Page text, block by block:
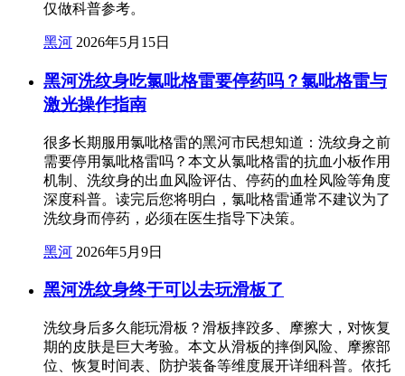
仅做科普参考。
黑河 2026年5月15日
黑河洗纹身吃氯吡格雷要停药吗？氯吡格雷与
激光操作指南
很多长期服用氯吡格雷的黑河市民想知道：洗纹身之前
需要停用氯吡格雷吗？本文从氯吡格雷的抗血小板作用
机制、洗纹身的出血风险评估、停药的血栓风险等角度
深度科普。读完后您将明白，氯吡格雷通常不建议为了
洗纹身而停药，必须在医生指导下决策。
黑河 2026年5月9日
黑河洗纹身终于可以去玩滑板了
洗纹身后多久能玩滑板？滑板摔跤多、摩擦大，对恢复
期的皮肤是巨大考验。本文从滑板的摔倒风险、摩擦部
位、恢复时间表、防护装备等维度展开详细科普。依托